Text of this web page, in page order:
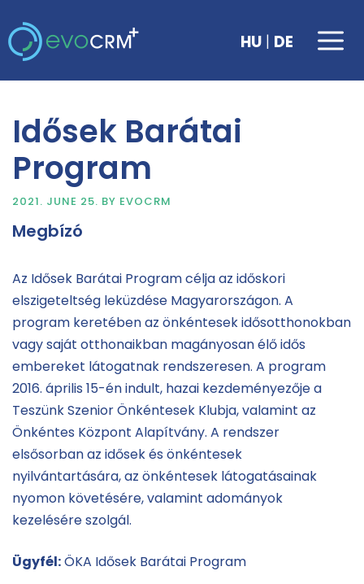
to
content
HU | DE
Idősek Barátai
Program
2021. JUNE 25. BY EVOCRM
Megbízó
Az Idősek Barátai Program célja az időskori
elszigeteltség leküzdése Magyarországon. A
program keretében az önkéntesek idősotthonokban
vagy saját otthonaikban magányosan élő idős
embereket látogatnak rendszeresen. A program
2016. április 15-én indult, hazai kezdeményezője a
Teszünk Szenior Önkéntesek Klubja, valamint az
Önkéntes Központ Alapítvány. A rendszer
elsősorban az idősek és önkéntesek
nyilvántartására, az önkéntesek látogatásainak
nyomon követésére, valamint adományok
kezelésére szolgál.
Ügyfél:ÖKA Idősek Barátai Program